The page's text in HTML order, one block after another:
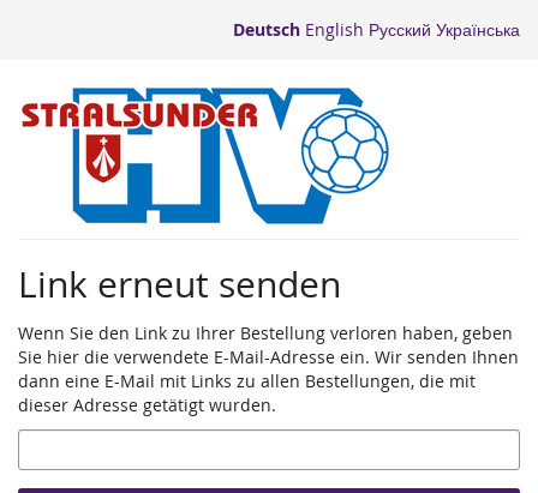
springen
Deutsch English Русский Українська
Link erneut senden
Wenn Sie den Link zu Ihrer Bestellung verloren haben, geben
Sie hier die verwendete E-Mail-Adresse ein. Wir senden Ihnen
dann eine E-Mail mit Links zu allen Bestellungen, die mit
dieser Adresse getätigt wurden.
E-
Mail